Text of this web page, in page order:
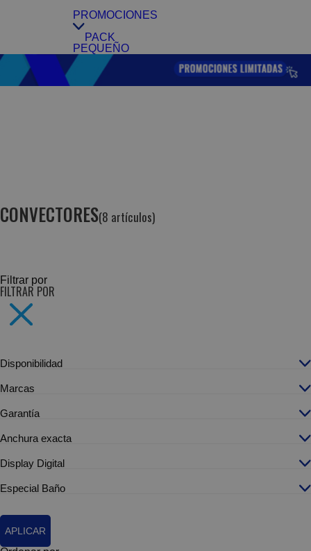
PROMOCIONES
PACK
PEQUEÑO
CONVECTORES(8 artículos)
Filtrar por
FILTRAR POR
Disponibilidad
Marcas
Garantía
Anchura exacta
Display Digital
Especial Baño
APLICAR